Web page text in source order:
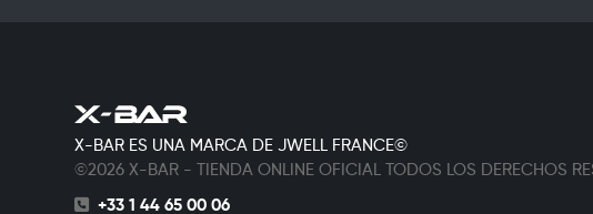
X-BAR ES UNA MARCA DE JWELL FRANCE©
©2026 X-BAR - TIENDA ONLINE OFICIAL TODOS LOS DERECHOS
+33 1 44 65 00 06